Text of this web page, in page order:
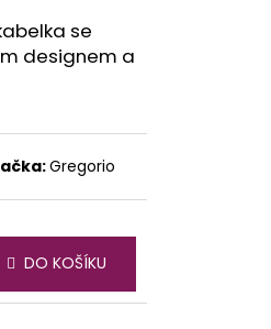
se
designem a
Gregorio
DO KOŠÍKU